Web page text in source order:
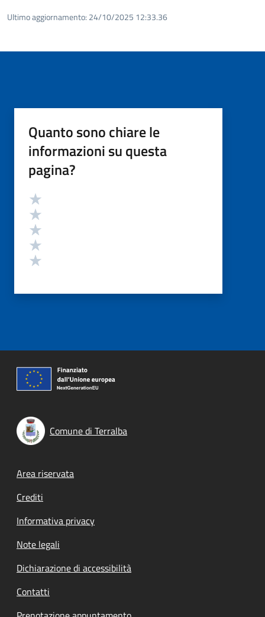
Ultimo aggiornamento: 24/10/2025 12:33.36
Quanto sono chiare le
informazioni su questa
pagina?
Valutazione
Comune di Terralba
Footer menu
Area riservata
Crediti
Informativa privacy
Note legali
Dichiarazione di accessibilità
Contatti